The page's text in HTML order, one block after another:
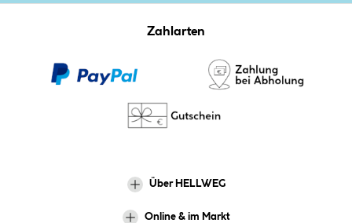
Zahlarten
Über HELLWEG
Online & im Markt